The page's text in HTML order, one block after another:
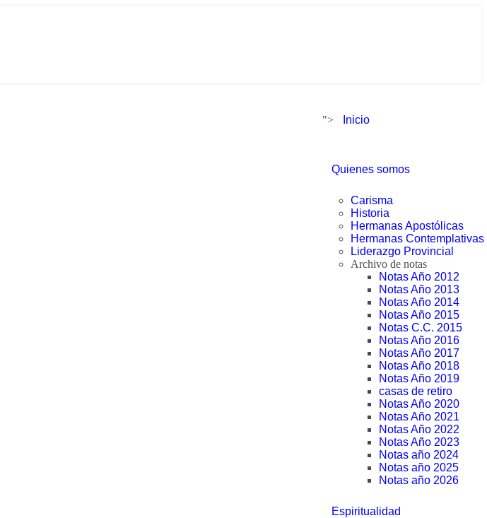
"> Inicio
Quienes somos
Carisma
Historia
Hermanas Apostólicas
Hermanas Contemplativas
Liderazgo Provincial
Archivo de notas
Notas Año 2012
Notas Año 2013
Notas Año 2014
Notas Año 2015
Notas C.C. 2015
Notas Año 2016
Notas Año 2017
Notas Año 2018
Notas Año 2019
casas de retiro
Notas Año 2020
Notas Año 2021
Notas Año 2022
Notas Año 2023
Notas año 2024
Notas año 2025
Notas año 2026
Espiritualidad